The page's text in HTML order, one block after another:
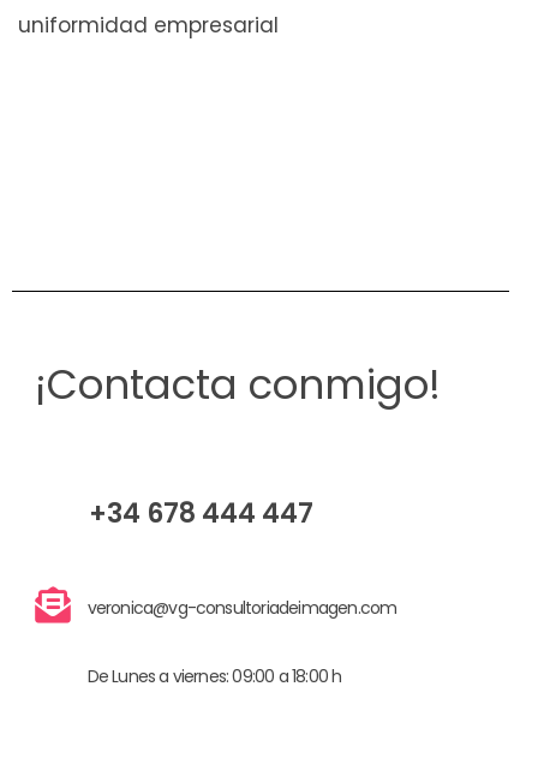
uniformidad empresarial
¡Contacta conmigo!
+34 678 444 447
veronica@vg-consultoriadeimagen.com
De Lunes a viernes: 09:00 a 18:00 h